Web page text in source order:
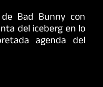
Bad Bunny con
del iceberg en lo
agenda del